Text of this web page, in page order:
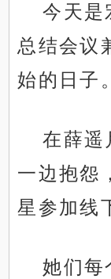
今天是
总结会议
始的日子。
在薛遥
一边抱怨
星参加线
她们每